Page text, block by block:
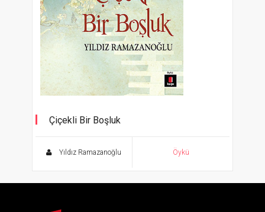
Çiçekli Bir Boşluk
Yıldız Ramazanoğlu Öykü